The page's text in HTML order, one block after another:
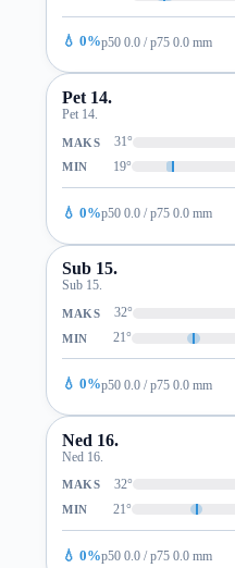
💧 0%p50 0.0 / p75 0.0 mm
Pet 14.
Pet 14.
MAKS 31°
MIN 19°
💧 0%p50 0.0 / p75 0.0 mm
Sub 15.
Sub 15.
MAKS 32°
MIN 21°
💧 0%p50 0.0 / p75 0.0 mm
Ned 16.
Ned 16.
MAKS 32°
MIN 21°
💧 0%p50 0.0 / p75 0.0 mm